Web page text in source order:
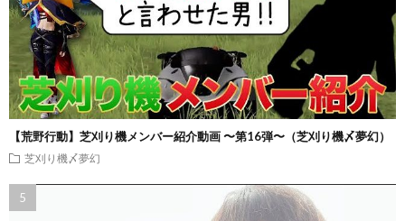
【荒野行動】芝刈り機メンバー紹介動画 〜第16弾〜（芝刈り機〆夢幻）
芝刈り機〆夢幻